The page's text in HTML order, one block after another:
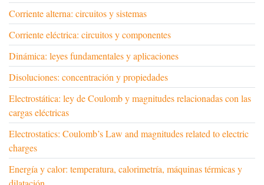
Corriente alterna: circuitos y sistemas
Corriente eléctrica: circuitos y componentes
Dinámica: leyes fundamentales y aplicaciones
Disoluciones: concentración y propiedades
Electrostática: ley de Coulomb y magnitudes relacionadas con las
cargas eléctricas
Electrostatics: Coulomb’s Law and magnitudes related to electric
charges
Energía y calor: temperatura, calorimetría, máquinas térmicas y